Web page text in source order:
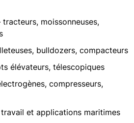
moissonneuses,
bulldozers, compacteurs
élévateurs, télescopiques
compresseurs,
et applications maritimes